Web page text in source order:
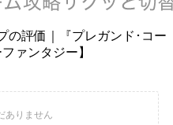
の評価｜『プレガンド･コー
ァンタジー】